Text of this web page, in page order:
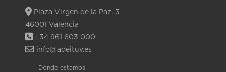
Plaza Virgen de la Paz, 3
46001 Valencia
+34 961 603 000
info@adeituv.es
Dónde estamos